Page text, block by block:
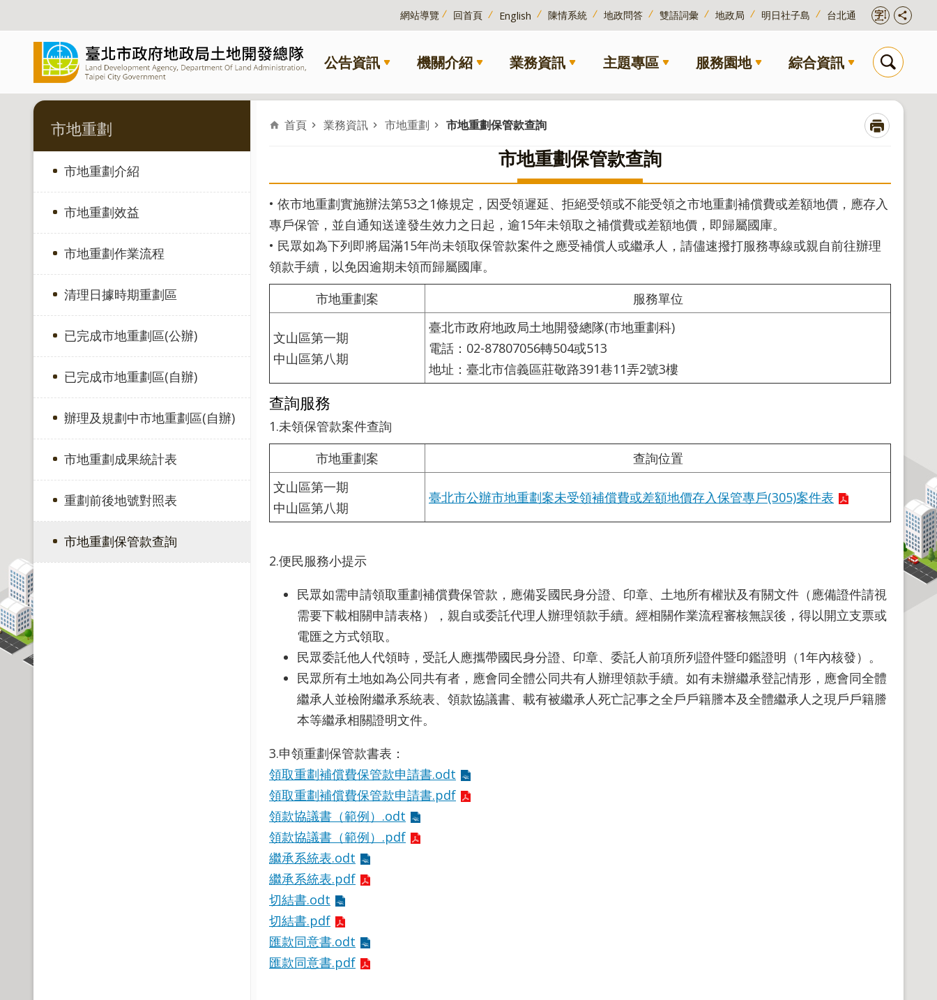
網站導覽 回首頁 English 陳情系統 地政問答 雙語詞彙 地政局 明日社子島 台北通
公告資訊 機關介紹 業務資訊 主題專區 服務園地 綜合資訊
市地重劃
市地重劃介紹
市地重劃效益
市地重劃作業流程
清理日據時期重劃區
已完成市地重劃區(公辦)
已完成市地重劃區(自辦)
辦理及規劃中市地重劃區(自辦)
市地重劃成果統計表
重劃前後地號對照表
市地重劃保管款查詢
首頁 業務資訊 市地重劃 市地重劃保管款查詢
市地重劃保管款查詢
• 依市地重劃實施辦法第53之1條規定，因受領遲延、拒絕受領或不能受領之市地重劃補償費或差額地價，應存入
專戶保管，並自通知送達發生效力之日起，逾15年未領取之補償費或差額地價，即歸屬國庫。
• 民眾如為下列即將屆滿15年尚未領取保管款案件之應受補償人或繼承人，請儘速撥打服務專線或親自前往辦理
領款手續，以免因逾期未領而歸屬國庫。
市地重劃案
服務單位
文山區第一期
中山區第八期
臺北市政府地政局土地開發總隊(市地重劃科)
電話：02-87807056轉504或513
地址：臺北市信義區莊敬路391巷11弄2號3樓
查詢服務
1.未領保管款案件查詢
市地重劃案
查詢位置
文山區第一期
中山區第八期
臺北市公辦市地重劃案未受領補償費或差額地價存入保管專戶(305)案件表
2.便民服務小提示
民眾如需申請領取重劃補償費保管款，應備妥國民身分證、印章、土地所有權狀及有關文件（應備證件請視
需要下載相關申請表格），親自或委託代理人辦理領款手續。經相關作業流程審核無誤後，得以開立支票或
電匯之方式領取。
民眾委託他人代領時，受託人應攜帶國民身分證、印章、委託人前項所列證件暨印鑑證明（1年內核發）。
民眾所有土地如為公同共有者，應會同全體公同共有人辦理領款手續。如有未辦繼承登記情形，應會同全體
繼承人並檢附繼承系統表、領款協議書、載有被繼承人死亡記事之全戶戶籍謄本及全體繼承人之現戶戶籍謄
本等繼承相關證明文件。
3.申領重劃保管款書表：
領取重劃補償費保管款申請書.odt
領取重劃補償費保管款申請書.pdf
領款協議書（範例）.odt
領款協議書（範例）.pdf
繼承系統表.odt
繼承系統表.pdf
切結書.odt
切結書.pdf
匯款同意書.odt
匯款同意書.pdf